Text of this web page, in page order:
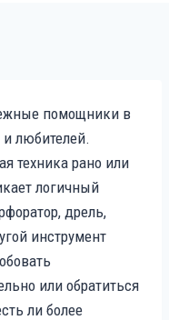
помощники в
и любителей.
техника рано или
логичный
дрель,
инструмент
или обратиться
ли более